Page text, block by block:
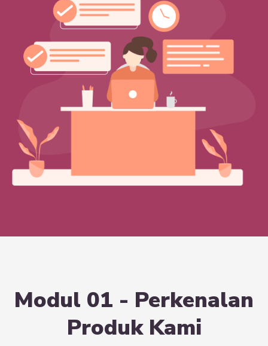
Modul 01 - Perkenalan
Produk Kami